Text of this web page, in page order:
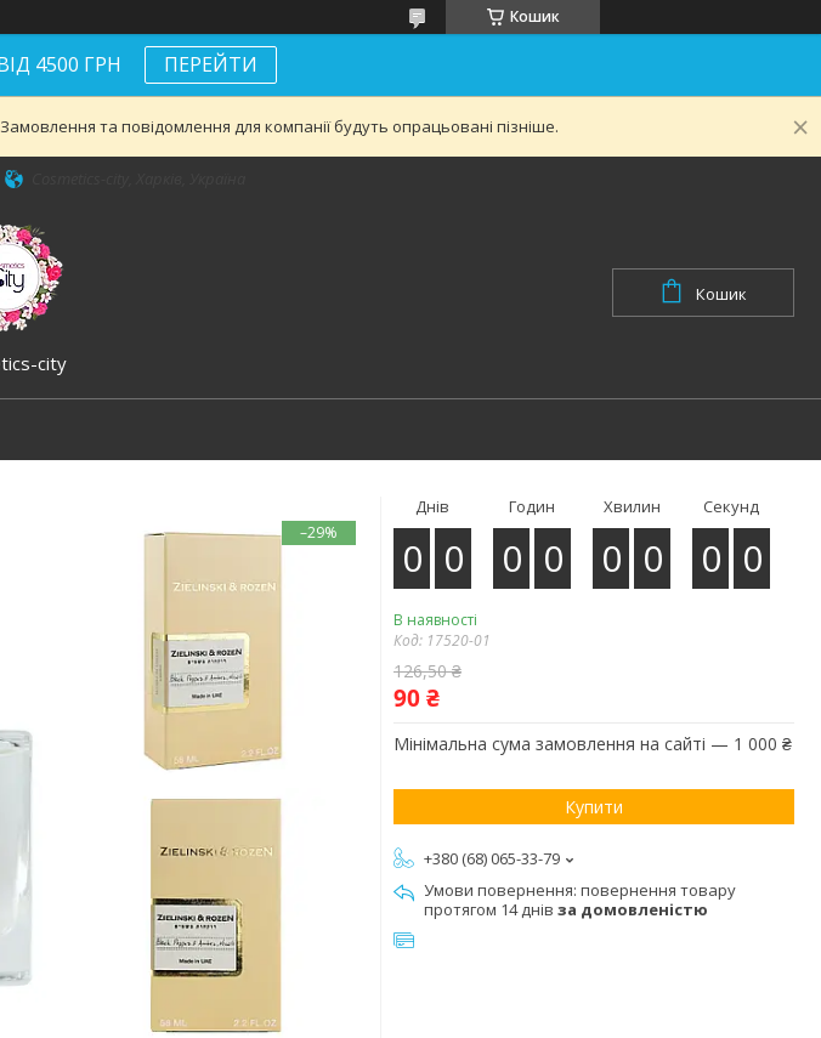
Кошик
4500 ГРН ПЕРЕЙТИ
та повідомлення для компанії будуть опрацьовані пізніше.
city
Кошик
–29%
Днів
0 0
Годин
0 0
Хвилин
0 0
Секунд
0 0
В наявності
Код: 17520-01
126,50 ₴
90 ₴
Мінімальна сума замовлення на сайті — 1 000 ₴
Купити
+380 (68) 065-33-79
повернення товару
протягом 14 днів за домовленістю